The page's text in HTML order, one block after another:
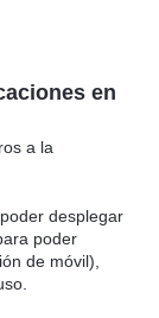
en
a la
desplegar
poder
de móvil),